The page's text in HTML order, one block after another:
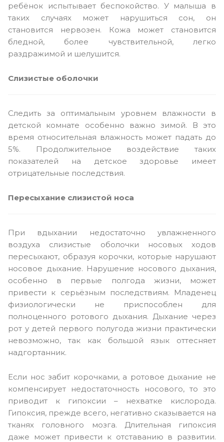
ребёнок испытывает беспокойство. У малыша в
таких случаях может нарушиться сон, он
становится нервозен. Кожа может становится
бледной, более чувствительной, легко
раздражимой и шелушится.
Слизистые оболочки
Следить за оптимальным уровнем влажности в
детской комнате особенно важно зимой. В это
время относительная влажность может падать до
5%. Продолжительное воздействие таких
показателей на детское здоровье имеет
отрицательные последствия.
Пересыхание слизистой носа
При вдыхании недостаточно увлажненного
воздуха слизистые оболочки носовых ходов
пересыхают, образуя корочки, которые нарушают
носовое дыхание. Нарушение носового дыхания,
особенно в первые полгода жизни, может
привести к серьёзным последствиям. Младенец
физиологически не приспособлен для
полноценного ротового дыхания. Дыхание через
рот у детей первого полугода жизни практически
невозможно, так как большой язык оттесняет
надгортанник.
Если нос забит корочками, а ротовое дыхание не
компенсирует недостаточность носового, то это
приводит к гипоксии – нехватке кислорода.
Гипоксия, прежде всего, негативно сказывается на
тканях головного мозга. Длительная гипоксия
даже может привести к отставанию в развитии.